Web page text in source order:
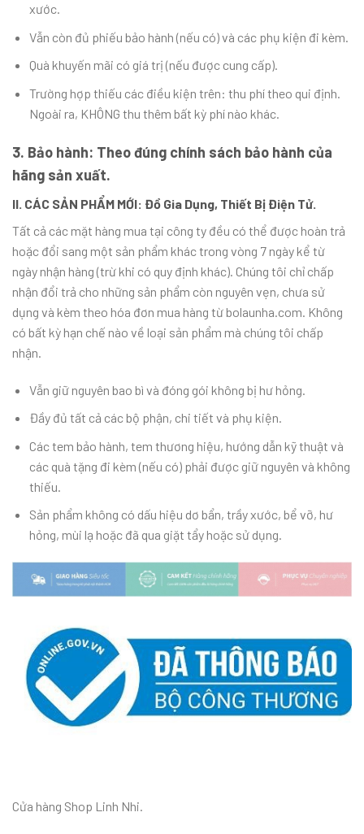
xước.
Vẫn còn đủ phiếu bảo hành (nếu có) và các phụ kiện đi kèm.
Quà khuyến mãi có giá trị (nếu được cung cấp).
Trường hợp thiếu các điều kiện trên: thu phí theo qui định.
Ngoài ra, KHÔNG thu thêm bất kỳ phí nào khác.
3. Bảo hành: Theo đúng chính sách bảo hành của
hãng sản xuất.
II. CÁC SẢN PHẨM MỚI: Đồ Gia Dụng, Thiết Bị Điện Tử.
Tất cả các mặt hàng mua tại công ty đều có thể được hoàn trả
hoặc đổi sang một sản phẩm khác trong vòng 7 ngày kể từ
ngày nhận hàng (trừ khi có quy định khác). Chúng tôi chỉ chấp
nhận đổi trả cho những sản phẩm còn nguyên vẹn, chưa sử
dụng và kèm theo hóa đơn mua hàng từ bolaunha.com. Không
có bất kỳ hạn chế nào về loại sản phẩm mà chúng tôi chấp
nhận.
Vẫn giữ nguyên bao bì và đóng gói không bị hư hỏng.
Đầy đủ tất cả các bộ phận, chi tiết và phụ kiện.
Các tem bảo hành, tem thương hiệu, hướng dẫn kỹ thuật và
các quà tặng đi kèm (nếu có) phải được giữ nguyên và không
thiếu.
Sản phẩm không có dấu hiệu dơ bẩn, trầy xước, bể vỡ, hư
hỏng, mùi lạ hoặc đã qua giặt tẩy hoặc sử dụng.
Cửa hàng Shop Linh Nhi.